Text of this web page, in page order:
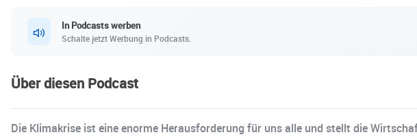
In Podcasts werben
Schalte jetzt Werbung in Podcasts.
Über diesen Podcast
Die Klimakrise ist eine enorme Herausforderung für uns alle und stellt die